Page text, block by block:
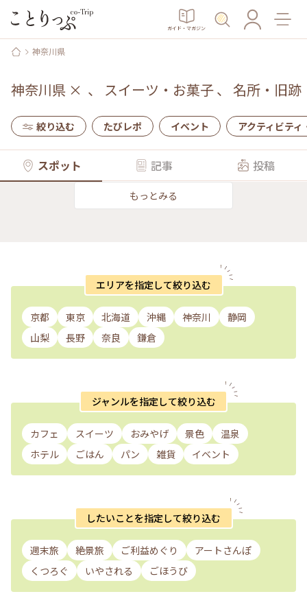
ガイド・マガジン
神奈川県
神奈川県 × 、 スイーツ・お菓子、 名所・旧跡
絞り込む たびレポ イベント アクティビティ
スポット 記事 投稿
もっとみる
エリアを指定して絞り込む
京都 東京 北海道 沖縄 神奈川
静岡
山梨
長野 奈良 鎌倉
ジャンルを指定して絞り込む
カフェ スイーツ おみやげ 景色
温泉
ホテル
ごはん パン 雑貨 イベント
したいことを指定して絞り込む
週末旅 絶景旅 ご利益めぐり
アートさんぽ
くつろぐ
いやされる ごほうび